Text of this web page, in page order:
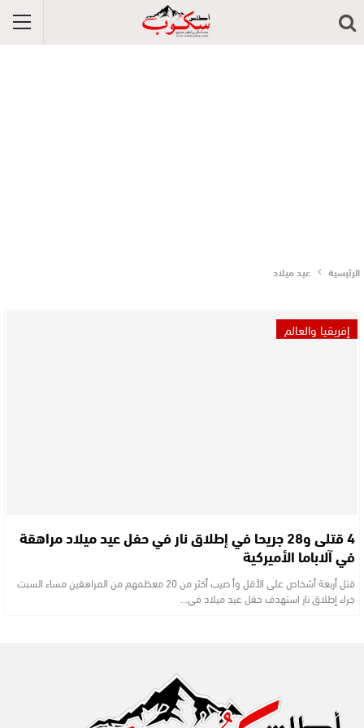
الرئيسية عيد ميلاد
إفريقيا والعالم
4 قتلى و28 جريحا في إطلاق نار في حفل عيد ميلاد مراهقة
في آلاباما الأميركية
قتل أربعة أشخاص على الأقل وأ صيب أكثر من 20 معظمهم من المراهقين مساء السبت
جراء إطلاق نار استهدف حفل عيد ميلاد في…